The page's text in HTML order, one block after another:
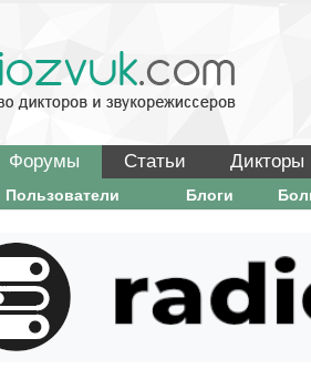
Форумы Статьи Дикторы
Пользователи Блоги